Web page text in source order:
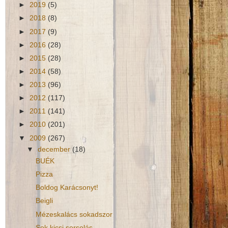
► 2019 (5)
► 2018 (8)
► 2017 (9)
► 2016 (28)
► 2015 (28)
► 2014 (58)
► 2013 (96)
► 2012 (117)
► 2011 (141)
► 2010 (201)
▼ 2009 (267)
▼december (18)
BUÉK
Pizza
Boldog Karácsonyt!
Beigli
Mézeskalács sokadszor